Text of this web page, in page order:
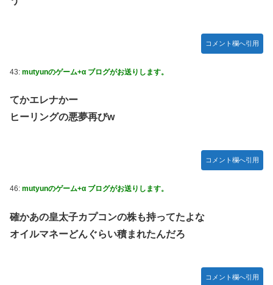
コメント欄へ引用
43: mutyunのゲーム+α ブログがお送りします。
てかエレナかー
ヒーリングの悪夢再びw
コメント欄へ引用
46: mutyunのゲーム+α ブログがお送りします。
確かあの皇太子カプコンの株も持ってたよな
オイルマネーどんぐらい積まれたんだろ
コメント欄へ引用